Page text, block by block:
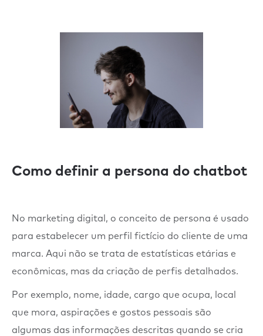
Como definir a persona do chatbot
No marketing digital, o conceito de persona é usado
para estabelecer um perfil fictício do cliente de uma
marca. Aqui não se trata de estatísticas etárias e
econômicas, mas da criação de perfis detalhados.
Por exemplo, nome, idade, cargo que ocupa, local
que mora, aspirações e gostos pessoais são
algumas das informações descritas quando se cria